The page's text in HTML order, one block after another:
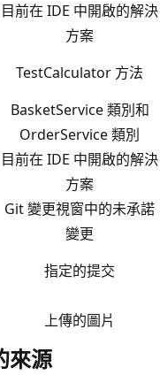
目前在 IDE 中開啟的解決
方案
TestCalculator 方法
BasketService 類別和
OrderService 類別
目前在 IDE 中開啟的解決
方案
Git 變更視窗中的未承諾
變更
指定的提交
上傳的圖片
來源